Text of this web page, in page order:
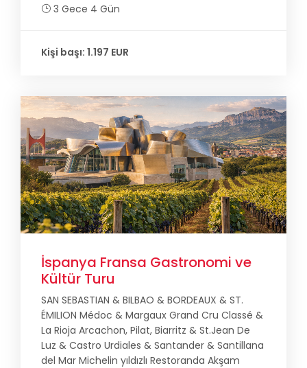
3 Gece 4 Gün
Kişi başı: 1.197 EUR
İspanya Fransa Gastronomi ve
Kültür Turu
SAN SEBASTIAN & BILBAO & BORDEAUX & ST.
ÉMILION Médoc & Margaux Grand Cru Classé &
La Rioja Arcachon, Pilat, Biarritz & St.Jean De
Luz & Castro Urdiales & Santander & Santillana
del Mar Michelin yıldızlı Restoranda Akşam